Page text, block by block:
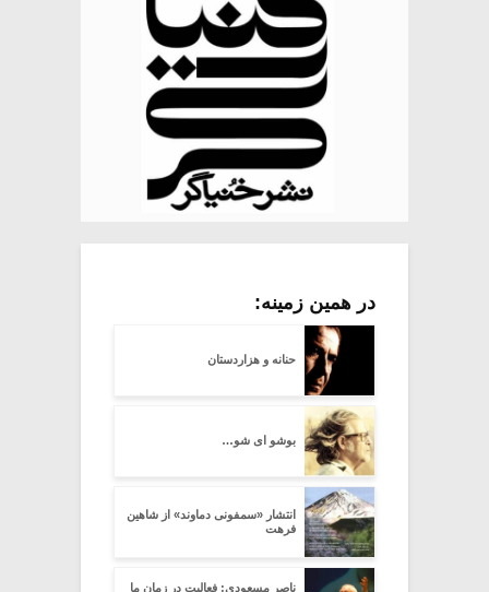
در همین زمینه:
حنانه و هزاردستان
بوشو ای شو…
انتشار «سمفونی دماوند» از شاهین
فرهت
ناصر مسعودی: فعالیت در زمان ما